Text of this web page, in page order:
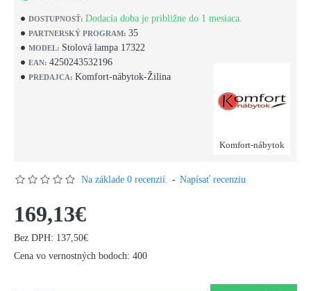
DOSTUPNOSŤ: Dodacia doba je približne do 1 mesiaca.
PARTNERSKÝ PROGRAM: 35
MODEL: Stolová lampa 17322
EAN: 4250243532196
PREDAJCA: Komfort-nábytok-Žilina
Komfort-nábytok
Na základe 0 recenzií. - Napísať recenziu
169,13€
Bez DPH: 137,50€
Cena vo vernostných bodoch: 400